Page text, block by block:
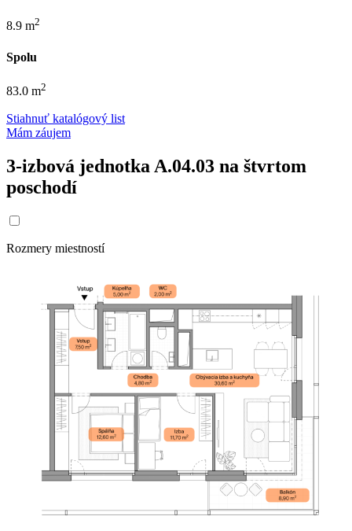
8.9 m2
Spolu
83.0 m2
Stiahnuť katalógový list
Mám záujem
3-izbová jednotka A.04.03 na štvrtom
poschodí
Rozmery miestností